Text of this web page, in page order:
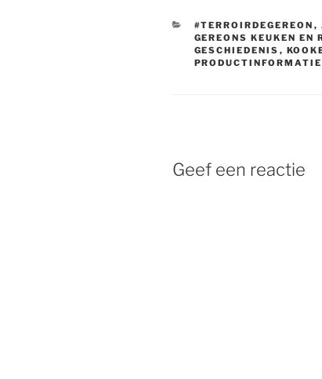
CATEGORIEËN
#TERROIRDEGEREON ,
GEREONS KEUKEN EN
GESCHIEDENIS ,
PRODUCTINFORMATIE
Geef een reactie